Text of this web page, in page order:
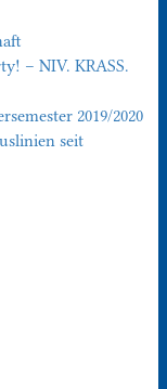
– NIV. KRASS.
2019/2020
seit